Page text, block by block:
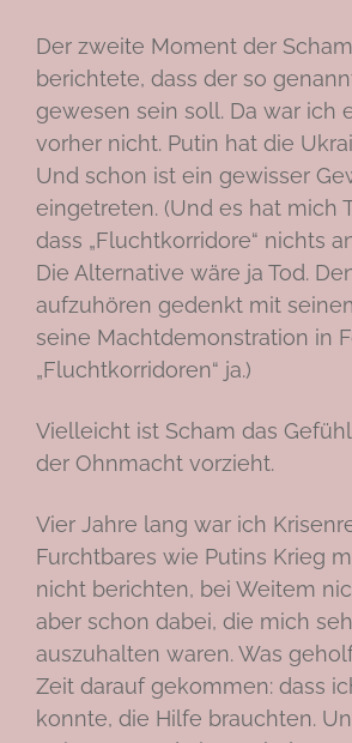
Der zweite Moment der
berichtete, dass der so
gewesen sein soll. Da war ich
vorher nicht. Putin hat die
Und schon ist ein gewisser
eingetreten. (Und es hat mich
dass „Fluchtkorridore“ nichts
Die Alternative wäre ja Tod.
aufzuhören gedenkt mit
seine Machtdemonstration in
„Fluchtkorridoren“ ja.)
Vielleicht ist Scham das
der Ohnmacht vorzieht.
Vier Jahre lang war ich
Furchtbares wie Putins Krieg
nicht berichten, bei Weitem
aber schon dabei, die mich
auszuhalten waren. Was
Zeit darauf gekommen: dass
konnte, die Hilfe brauchten.